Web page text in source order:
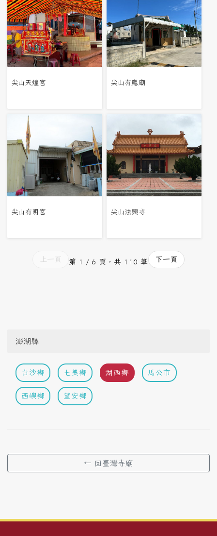
尖山天煌宮 尖山有應廟
尖山有明宮 尖山法興寺
上一頁 第 1 / 6 頁，共 110 筆 下一頁
澎湖縣
白沙鄉 七美鄉 湖西鄉 馬公市
西嶼鄉 望安鄉
← 回臺灣寺廟